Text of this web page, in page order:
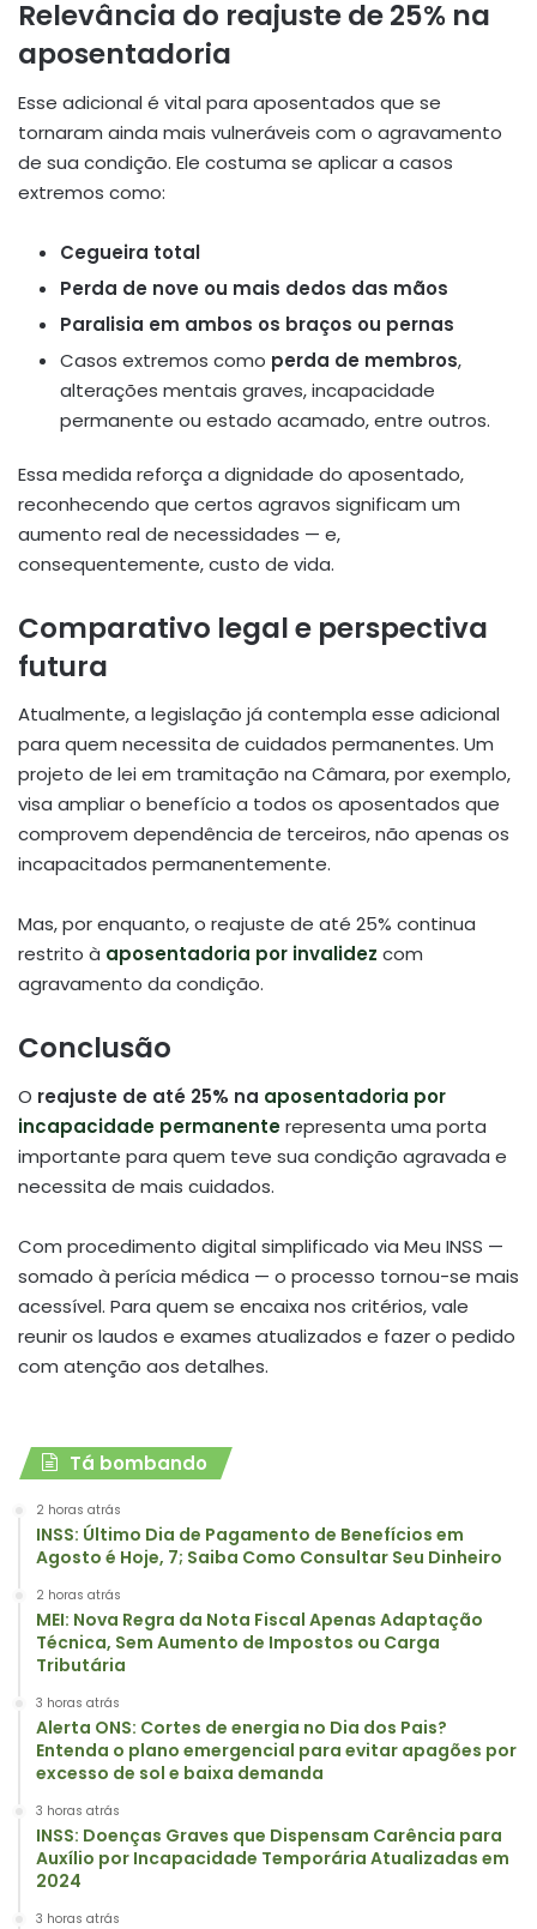
Relevância do reajuste de 25% na
aposentadoria
Esse adicional é vital para aposentados que se
tornaram ainda mais vulneráveis com o agravamento
de sua condição. Ele costuma se aplicar a casos
extremos como:
Cegueira total
Perda de nove ou mais dedos das mãos
Paralisia em ambos os braços ou pernas
Casos extremos como perda de membros,
alterações mentais graves, incapacidade
permanente ou estado acamado, entre outros.
Essa medida reforça a dignidade do aposentado,
reconhecendo que certos agravos significam um
aumento real de necessidades — e,
consequentemente, custo de vida.
Comparativo legal e perspectiva
futura
Atualmente, a legislação já contempla esse adicional
para quem necessita de cuidados permanentes. Um
projeto de lei em tramitação na Câmara, por exemplo,
visa ampliar o benefício a todos os aposentados que
comprovem dependência de terceiros, não apenas os
incapacitados permanentemente.
Mas, por enquanto, o reajuste de até 25% continua
restrito à aposentadoria por invalidez com
agravamento da condição.
Conclusão
O reajuste de até 25% na aposentadoria por
incapacidade permanenterepresenta uma porta
importante para quem teve sua condição agravada e
necessita de mais cuidados.
Com procedimento digital simplificado via Meu INSS —
somado à perícia médica — o processo tornou-se mais
acessível. Para quem se encaixa nos critérios, vale
reunir os laudos e exames atualizados e fazer o pedido
com atenção aos detalhes.
Tá bombando
2 horas atrás
INSS: Último Dia de Pagamento de Benefícios em
Agosto é Hoje, 7; Saiba Como Consultar Seu Dinheiro
2 horas atrás
MEI: Nova Regra da Nota Fiscal Apenas Adaptação
Técnica, Sem Aumento de Impostos ou Carga
Tributária
3 horas atrás
Alerta ONS: Cortes de energia no Dia dos Pais?
Entenda o plano emergencial para evitar apagões por
excesso de sol e baixa demanda
3 horas atrás
INSS: Doenças Graves que Dispensam Carência para
Auxílio por Incapacidade Temporária Atualizadas em
2024
3 horas atrás